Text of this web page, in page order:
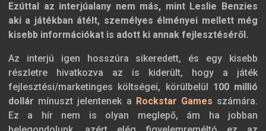
Ezúttal az interjúalany nem más, mint Leslie Benzies
aki a játékban átélt, személyes élményei mellett még
kisebb információkat is adott ki annak fejlesztéséről.
Az interjú igen hosszúra sikeredett, és egy kisebb
részletre hivatkozva az is kiderült, hogy a játék
fejlesztési/marketinges költségei, körülbelül 100 millió
dollár mínuszt jelentenek a Rockstar Games számára.
Ez a hír nem is olyan meglepő, ám ha jobban